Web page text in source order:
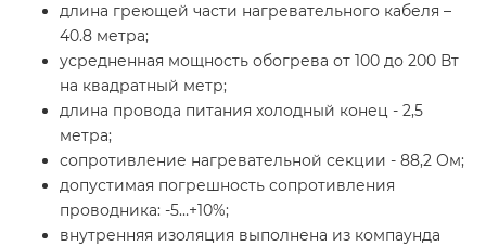
длина греющей части нагревательного кабеля –
40.8 метра;
усредненная мощность обогрева от 100 до 200 Вт
на квадратный метр;
длина провода питания холодный конец - 2,5
метра;
сопротивление нагревательной секции - 88,2 Ом;
допустимая погрешность сопротивления
проводника: -5…+10%;
внутренняя изоляция выполнена из компаунда